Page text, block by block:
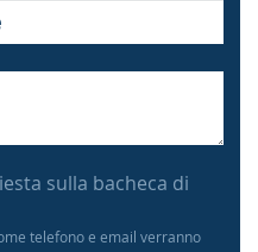
sulla bacheca di
telefono e email verranno